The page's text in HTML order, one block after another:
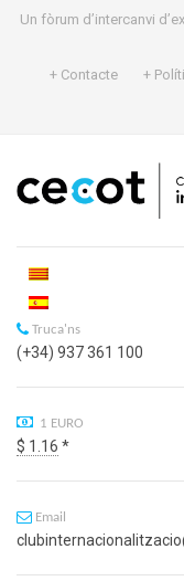
Un fòrum d’intercanvi
+ Contacte
+
Truca'ns
(+34) 937 361 100
1 EURO
$ 1.16 *
Email